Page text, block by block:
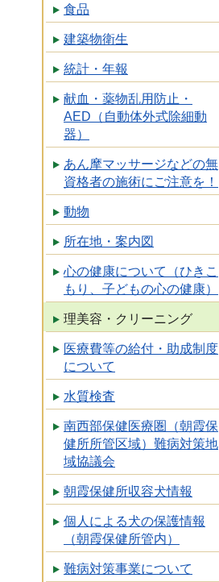
食品
建築物衛生
統計・年報
献血・薬物乱用防止・
AED（自動体外式除細動
器）
あん摩マッサージなどの無
資格者の施術にご注意を！
動物
所在地・案内図
心の健康について（ひきこ
もり、子どもの心の健康）
理美容・クリーニング
医療費等の給付・助成制度
について
水質検査
南西部保健医療圏（朝霞保
健所所管区域）難病対策地
域協議会
朝霞保健所収容犬情報
個人による犬の保護情報
（朝霞保健所管内）
難病対策事業について